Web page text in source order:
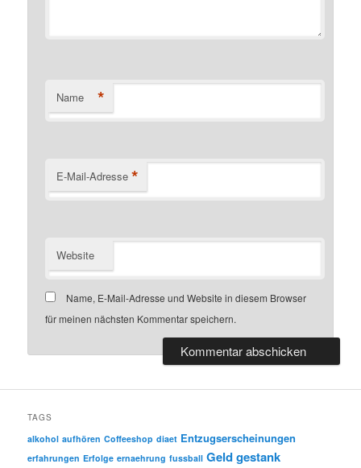
Name *
E-Mail-Adresse *
Website
Name, E-Mail-Adresse und Website in diesem Browser
für meinen nächsten Kommentar speichern.
TAGS
alkohol aufhören Coffeeshop diaet Entzugserscheinungen
erfahrungen Erfolge ernaehrung fussball Geldgestank